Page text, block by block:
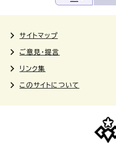
サイトマップ
ご意見・提言
リンク集
このサイトについて